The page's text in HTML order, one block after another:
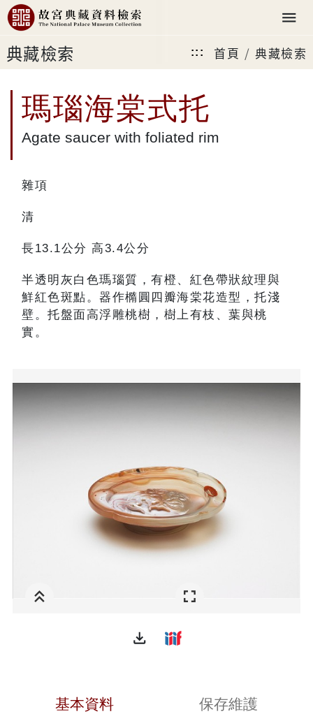
典藏檢索 ::: 首頁 典藏檢索
瑪瑙海棠式托
Agate saucer with foliated rim
雜項
清
長13.1公分 高3.4公分
半透明灰白色瑪瑙質，有橙、紅色帶狀紋理與
鮮紅色斑點。器作橢圓四瓣海棠花造型，托淺
壁。托盤面高浮雕桃樹，樹上有枝、葉與桃
實。
file_download
基本資料 保存維護